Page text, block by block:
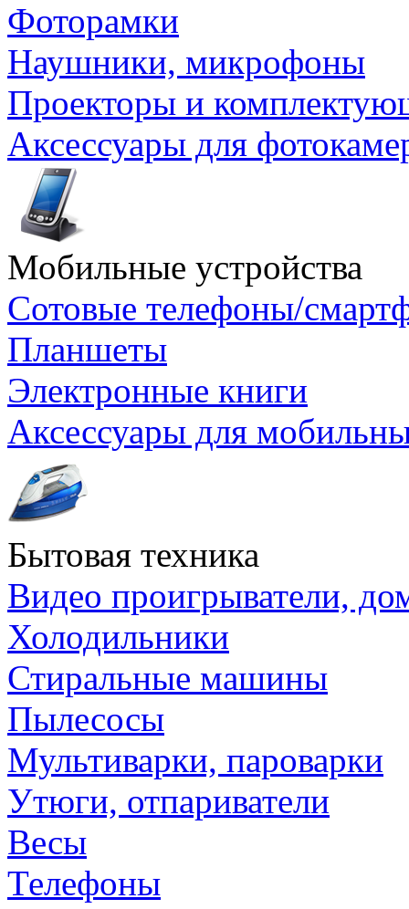
Фоторамки
Наушники, микрофоны
Проекторы и
Аксессуары для
Мобильные устройства
Сотовые телефоны/
Планшеты
Электронные книги
Аксессуары для
Бытовая техника
Видео проигрыватели,
Холодильники
Стиральные машины
Пылесосы
Мультиварки, пароварки
Утюги, отпариватели
Весы
Телефоны